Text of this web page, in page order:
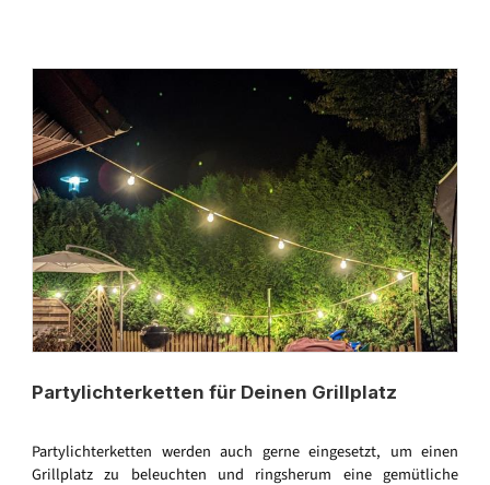
Partylichterketten für Deinen Grillplatz
Partylichterketten werden auch gerne eingesetzt, um einen
Grillplatz zu beleuchten und ringsherum eine gemütliche